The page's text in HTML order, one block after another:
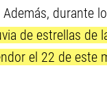
Además, durante
de estrellas de
el 22 de este